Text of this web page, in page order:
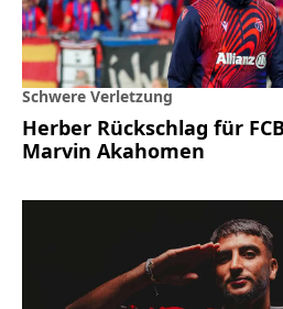
Schwere Verletzung
Herber Rückschlag für
Marvin Akahomen